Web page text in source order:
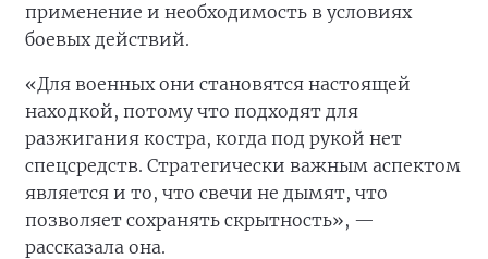
применение и необходимость в условиях
боевых действий.
«Для военных они становятся настоящей
находкой, потому что подходят для
разжигания костра, когда под рукой нет
спецсредств. Стратегически важным аспектом
является и то, что свечи не дымят, что
позволяет сохранять скрытность», —
рассказала она.